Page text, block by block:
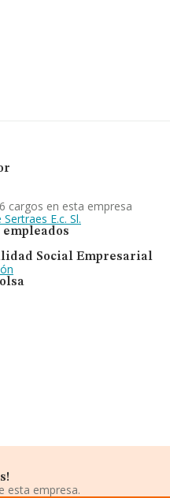
cargos en esta empresa
E.c. Sl.
Social Empresarial
esta empresa.